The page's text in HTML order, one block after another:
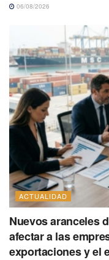
06/08/2026
ACTUALIDAD
Nuevos aranceles
afectar a las
exportaciones y el